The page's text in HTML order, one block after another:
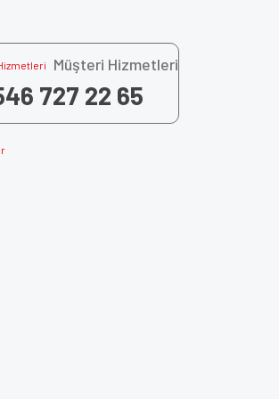
Müşteri Hizmetleri
727 22 65